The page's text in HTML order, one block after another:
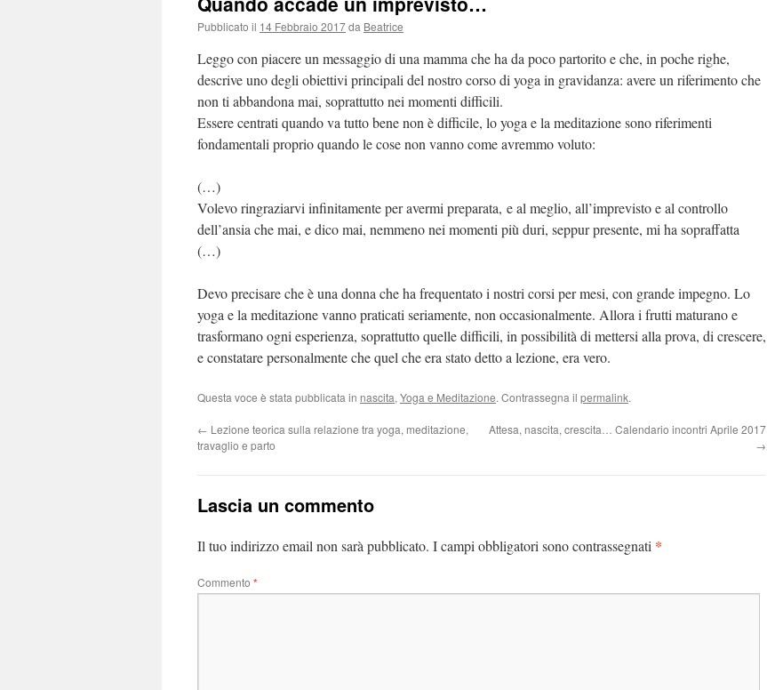
Pubblicato il 14 Febbraio 2017da Beatrice
Leggo con piacere un messaggio di una mamma che ha da poco partorito e che, in poche righe,
descrive uno degli obiettivi principali del nostro corso di yoga in gravidanza: avere un riferimento che
non ti abbandona mai, soprattutto nei momenti difficili.
Essere centrati quando va tutto bene non è difficile, lo yoga e la meditazione sono riferimenti
fondamentali proprio quando le cose non vanno come avremmo voluto:
(…)
Volevo ringraziarvi infinitamente per avermi preparata, e al meglio, all’imprevisto e al controllo
dell’ansia che mai, e dico mai, nemmeno nei momenti più duri, seppur presente, mi ha sopraffatta
(…)
Devo precisare che è una donna che ha frequentato i nostri corsi per mesi, con grande impegno. Lo
yoga e la meditazione vanno praticati seriamente, non occasionalmente. Allora i frutti maturano e
trasformano ogni esperienza, soprattutto quelle difficili, in possibilità di mettersi alla prova, di crescere,
e constatare personalmente che quel che era stato detto a lezione, era vero.
Questa voce è stata pubblicata in nascita, Yoga e Meditazione. Contrassegna il permalink.
← Lezione teorica sulla relazione tra yoga, meditazione,
travaglio e parto
Attesa, nascita, crescita… Calendario incontri Aprile 2017
→
Lascia un commento
Il tuo indirizzo email non sarà pubblicato. I campi obbligatori sono contrassegnati *
Commento *